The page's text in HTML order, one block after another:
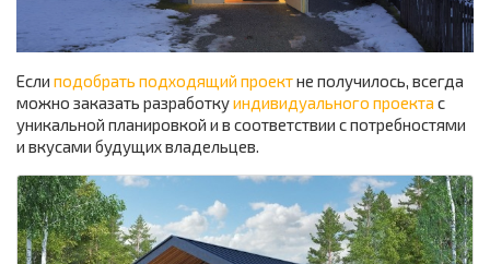
Если подобрать подходящий проектне получилось, всегда
можно заказать разработкуиндивидуального проекта с
уникальной планировкой и в соответствии с потребностями
и вкусами будущих владельцев.